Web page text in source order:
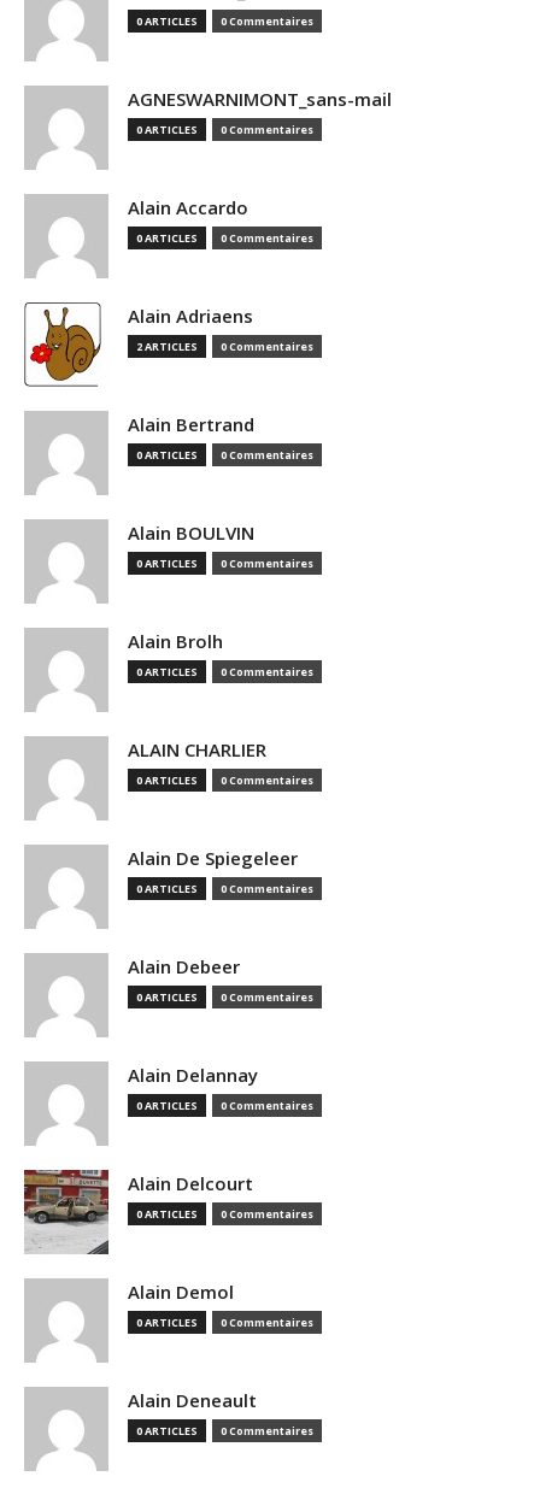
0 ARTICLES 0 Commentaires
AGNESWARNIMONT_sans-mail
0 ARTICLES 0 Commentaires
Alain Accardo
0 ARTICLES 0 Commentaires
Alain Adriaens
2 ARTICLES 0 Commentaires
Alain Bertrand
0 ARTICLES 0 Commentaires
Alain BOULVIN
0 ARTICLES 0 Commentaires
Alain Brolh
0 ARTICLES 0 Commentaires
ALAIN CHARLIER
0 ARTICLES 0 Commentaires
Alain De Spiegeleer
0 ARTICLES 0 Commentaires
Alain Debeer
0 ARTICLES 0 Commentaires
Alain Delannay
0 ARTICLES 0 Commentaires
Alain Delcourt
0 ARTICLES 0 Commentaires
Alain Demol
0 ARTICLES 0 Commentaires
Alain Deneault
0 ARTICLES 0 Commentaires